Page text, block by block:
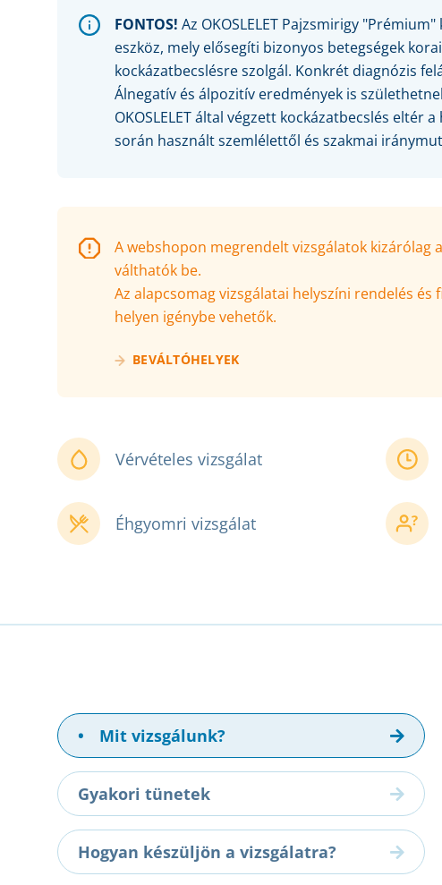
FONTOS! Az OKOSLELET Pajzsmirigy "Prémium"
eszköz, mely elősegíti bizonyos betegségek
kockázatbecslésre szolgál. Konkrét diagnózis
Álnegatív és álpozitív eredmények is
OKOSLELET által végzett kockázatbecslés eltér
során használt szemlélettől és szakmai
A webshopon megrendelt vizsgálatok kizárólag
válthatók be.
Az alapcsomag vizsgálatai helyszíni rendelés
helyen igénybe vehetők.
BEVÁLTÓHELYEK
Vérvételes vizsgálat
Éhgyomri vizsgálat
• Mit vizsgálunk?
Gyakori tünetek
Hogyan készüljön a vizsgálatra?